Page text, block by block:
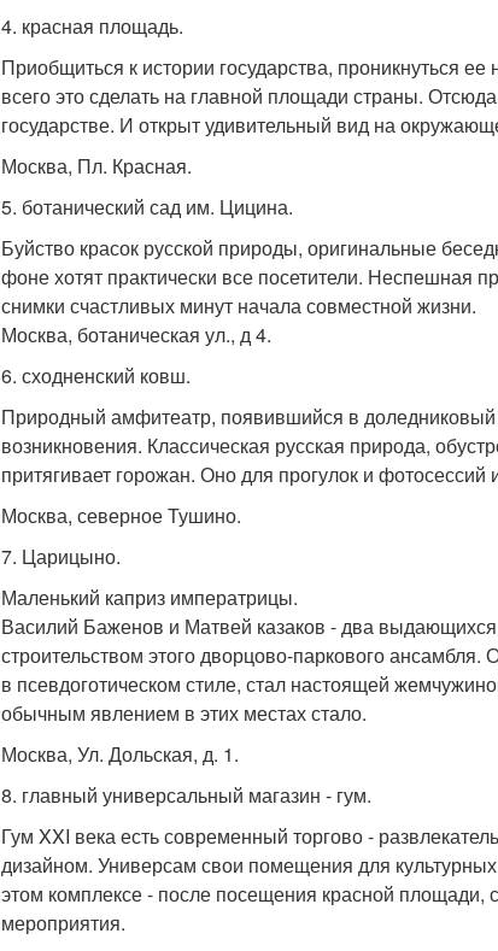
4. красная площадь.
Приобщиться к истории государства, проникнуться
всего это сделать на главной площади страны.
государстве. И открыт удивительный вид на
Москва, Пл. Красная.
5. ботанический сад им. Цицина.
Буйство красок русской природы, оригинальные
фоне хотят практически все посетители. Неспешная
снимки счастливых минут начала совместной жизни.
Москва, ботаническая ул., д 4.
6. сходненский ковш.
Природный амфитеатр, появившийся в
возникновения. Классическая русская природа,
притягивает горожан. Оно для прогулок и фотосессий
Москва, северное Тушино.
7. Царицыно.
Маленький каприз императрицы.
Василий Баженов и Матвей казаков - два
строительством этого дворцово-паркового
в псевдоготическом стиле, стал настоящей
обычным явлением в этих местах стало.
Москва, Ул. Дольская, д. 1.
8. главный универсальный магазин - гум.
Гум XXI века есть современный торгово -
дизайном. Универсам свои помещения для
этом комплексе - после посещения красной площади,
мероприятия.